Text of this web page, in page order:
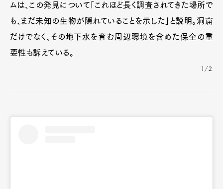
ムは、この発見について「これほど長く調査されてきた場所で
も、まだ未知の生物が隠れていることを示した」と説明。洞窟
だけでなく、その地下水を育む周辺環境を含めた保全の重
要性も訴えている。
1/2